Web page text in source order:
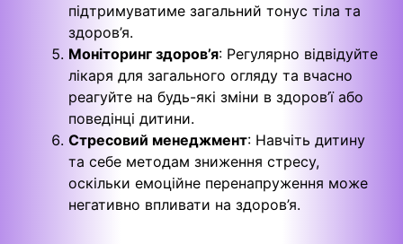
підтримуватиме загальний тонус тіла та
здоров’я.
Моніторинг здоров’я: Регулярно відвідуйте
лікаря для загального огляду та вчасно
реагуйте на будь-які зміни в здоров’ї або
поведінці дитини.
Стресовий менеджмент: Навчіть дитину
та себе методам зниження стресу,
оскільки емоційне перенапруження може
негативно впливати на здоров’я.